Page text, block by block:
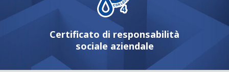
Certificato di responsabilità
sociale aziendale